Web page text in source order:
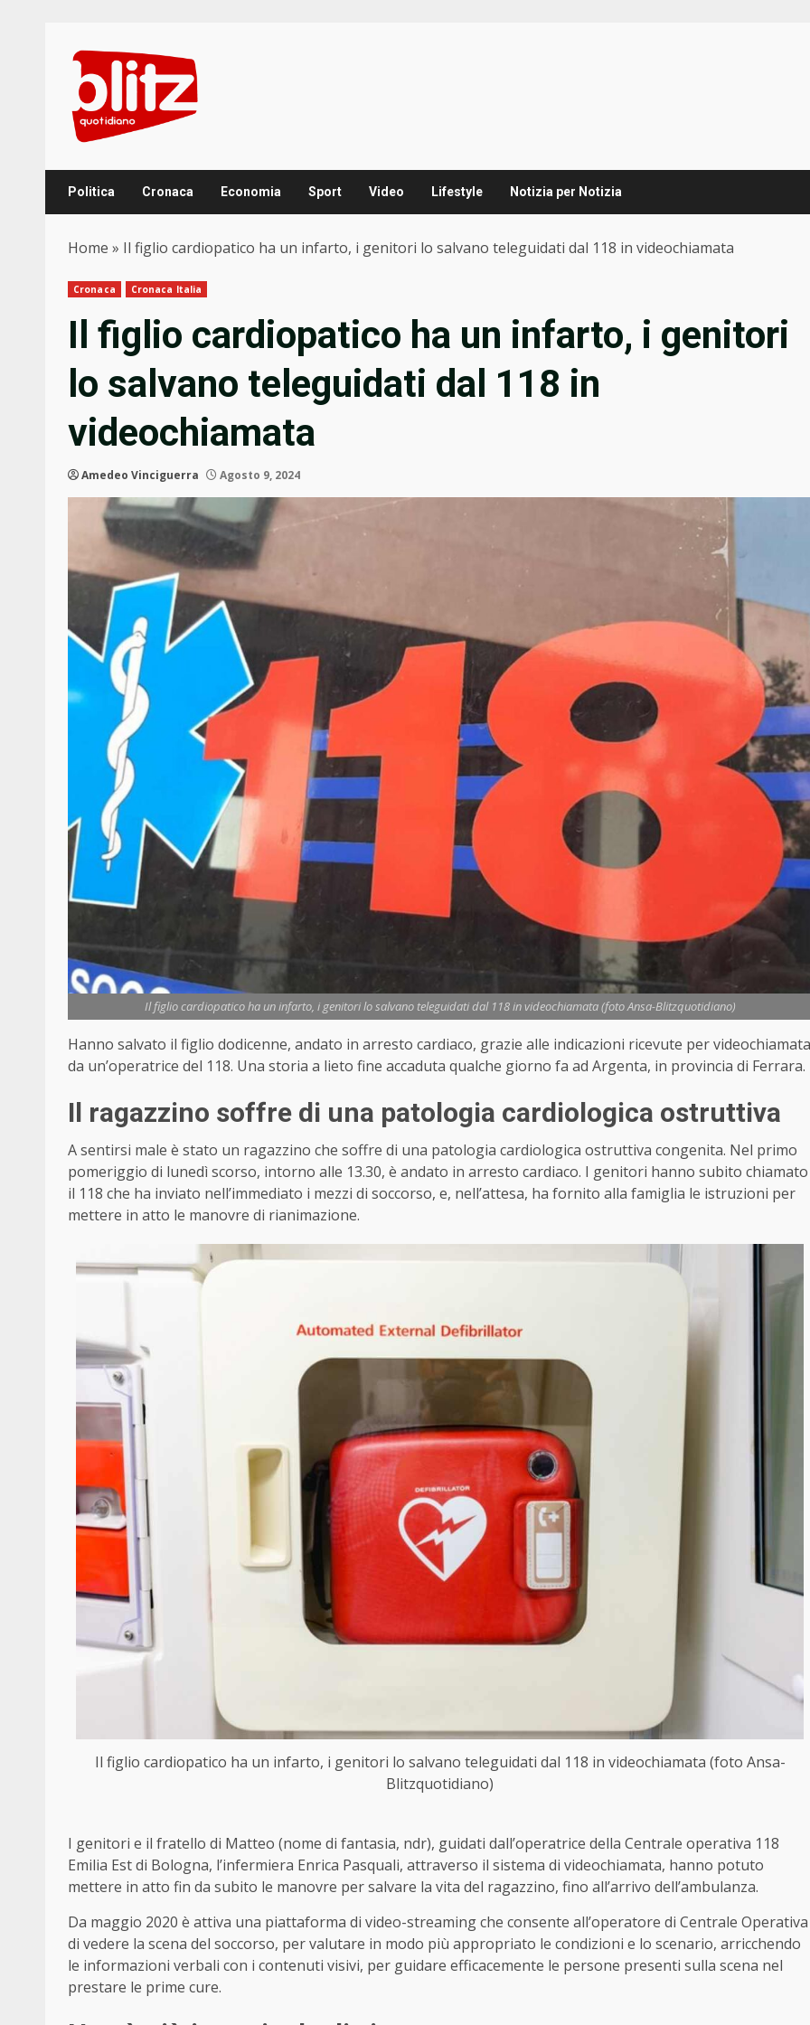
content
Politica Cronaca Economia Sport Video Lifestyle Notizia per Notizia
Home » Il figlio cardiopatico ha un infarto, i genitori lo salvano teleguidati dal 118 in videochiamata
Cronaca Cronaca Italia
Il figlio cardiopatico ha un infarto, i genitori
lo salvano teleguidati dal 118 in
videochiamata
Amedeo Vinciguerra Agosto 9, 2024
Il figlio cardiopatico ha un infarto, i genitori lo salvano teleguidati dal 118 in videochiamata (foto Ansa-Blitzquotidiano)
Hanno salvato il figlio dodicenne, andato in arresto cardiaco, grazie alle indicazioni ricevute per videochiamata
da un’operatrice del 118. Una storia a lieto fine accaduta qualche giorno fa ad Argenta, in provincia di Ferrara.
Il ragazzino soffre di una patologia cardiologica ostruttiva
A sentirsi male è stato un ragazzino che soffre di una patologia cardiologica ostruttiva congenita. Nel primo
pomeriggio di lunedì scorso, intorno alle 13.30, è andato in arresto cardiaco. I genitori hanno subito chiamato
il 118 che ha inviato nell’immediato i mezzi di soccorso, e, nell’attesa, ha fornito alla famiglia le istruzioni per
mettere in atto le manovre di rianimazione.
Il figlio cardiopatico ha un infarto, i genitori lo salvano teleguidati dal 118 in videochiamata (foto Ansa-
Blitzquotidiano)
I genitori e il fratello di Matteo (nome di fantasia, ndr), guidati dall’operatrice della Centrale operativa 118
Emilia Est di Bologna, l’infermiera Enrica Pasquali, attraverso il sistema di videochiamata, hanno potuto
mettere in atto fin da subito le manovre per salvare la vita del ragazzino, fino all’arrivo dell’ambulanza.
Da maggio 2020 è attiva una piattaforma di video-streaming che consente all’operatore di Centrale Operativa
di vedere la scena del soccorso, per valutare in modo più appropriato le condizioni e lo scenario, arricchendo
le informazioni verbali con i contenuti visivi, per guidare efficacemente le persone presenti sulla scena nel
prestare le prime cure.